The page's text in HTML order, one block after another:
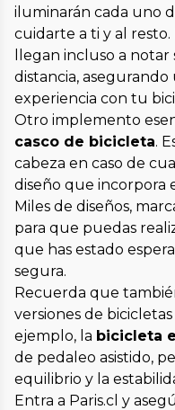
iluminarán cada uno
cuidarte a ti y al
llegan incluso a
distancia,
experiencia con tu
Otro implemento
casco de bicicleta.
cabeza en caso de
diseño que incorpora
Miles de diseños,
para que puedas
que has estado
segura.
Recuerda que
versiones de
ejemplo, la bicicleta
de pedaleo asistido,
equilibrio y la
Entra a Paris.cl y